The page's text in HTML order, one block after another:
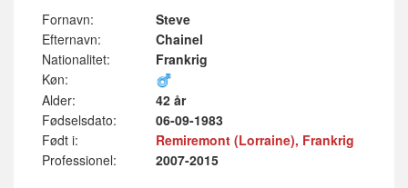
Fornavn:
Steve
Efternavn:
Chainel
Nationalitet:
Frankrig
Køn:
Alder:
42 år
Fødselsdato:
06-09-1983
Født i:
Remiremont (Lorraine), Frankrig
Professionel:
2007-2015